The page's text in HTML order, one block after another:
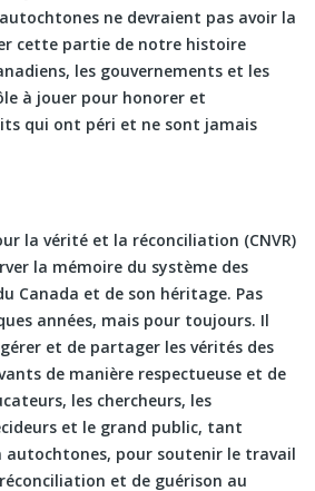
ne devraient pas avoir la
cette partie de notre histoire
les gouvernements et les
à jouer pour honorer et
qui ont péri et ne sont jamais
la vérité et la réconciliation (CNVR)
la mémoire du système des
Canada et de son héritage. Pas
années, mais pour toujours. Il
et de partager les vérités des
de manière respectueuse et de
les chercheurs, les
et le grand public, tant
autochtones, pour soutenir le travail
et de guérison au